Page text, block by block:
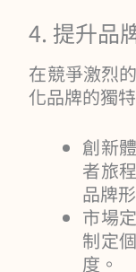
4. 提升品
在競爭激烈
化品牌的獨
創新
者旅
品牌
市場
制定
度。